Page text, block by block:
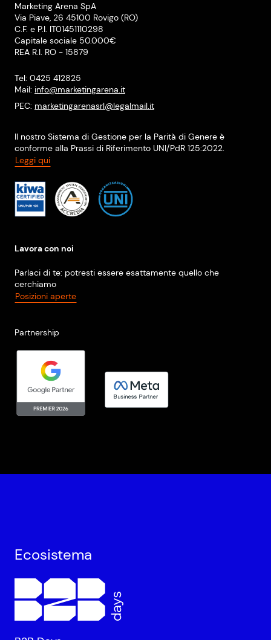
Marketing Arena SpA
Via Piave, 26 45100 Rovigo (RO)
C.F. e P.I. IT01451110298
Capitale sociale 50.000€
REA R.I. RO - 15879
Tel: 0425 412825
Mail: info@marketingarena.it
PEC: marketingarenasrl@legalmail.it
Il nostro Sistema di Gestione per la Parità di Genere è
conforme alla Prassi di Riferimento UNI/PdR 125:2022.
Leggi qui
Lavora con noi
Parlaci di te: potresti essere esattamente quello che
cerchiamo
Posizioni aperte
Partnership
Ecosistema